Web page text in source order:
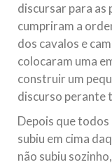
discursar para as
cumpriram a
dos cavalos e
colocaram uma
construir um
discurso perante
Depois que
subiu em cima
não subiu